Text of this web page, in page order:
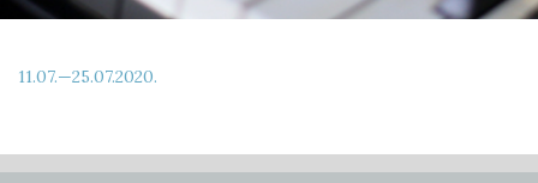
11.07.—25.07.2020.